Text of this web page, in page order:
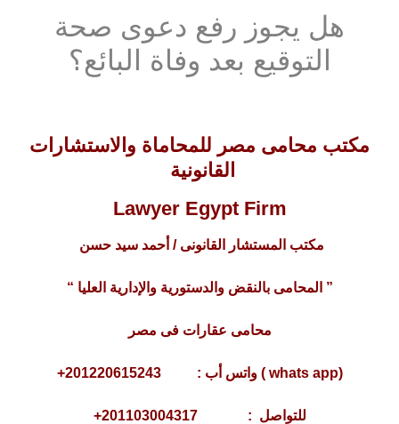
هل يجوز رفع دعوى صحة
التوقيع بعد وفاة البائع؟
مكتب محامى مصر للمحاماة والاستشارات
القانونية
Lawyer Egypt Firm
مكتب المستشار القانونى / أحمد سيد حسن
” المحامى بالنقض والدستورية والإدارية العليا “
محامى عقارات فى مصر
(whats app ) واتس أب : 201220615243+
للتواصل : 201103004317+